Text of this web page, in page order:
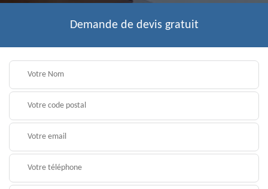
Demande de devis gratuit